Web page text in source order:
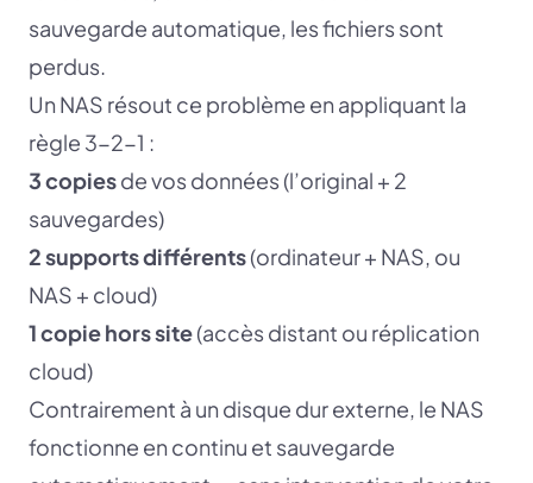
sauvegarde automatique, les fichiers sont
perdus.
Un NAS résout ce problème en appliquant la
règle 3-2-1 :
3 copiesde vos données (l’original + 2
sauvegardes)
2 supports différents(ordinateur + NAS, ou
NAS + cloud)
1 copie hors site(accès distant ou réplication
cloud)
Contrairement à un disque dur externe, le NAS
fonctionne en continu et sauvegarde